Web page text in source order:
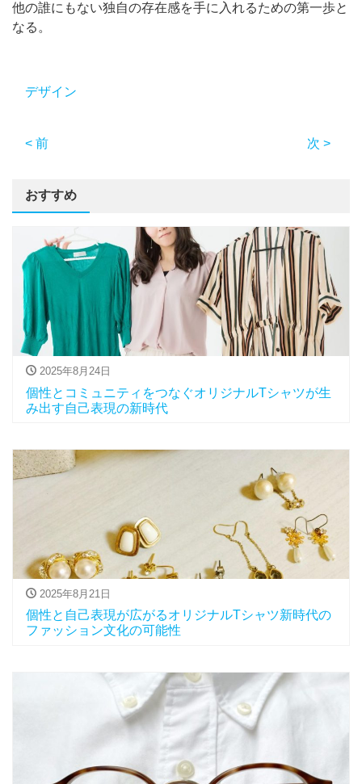
他の誰にもない独自の存在感を手に入れるための第一歩と
なる。
デザイン
< 前 次 >
おすすめ
2025年8月24日
個性とコミュニティをつなぐオリジナルTシャツが生
み出す自己表現の新時代
2025年8月21日
個性と自己表現が広がるオリジナルTシャツ新時代の
ファッション文化の可能性